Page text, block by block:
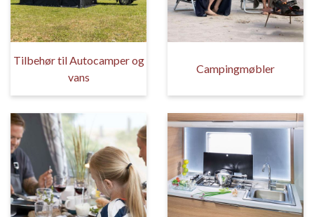
Tilbehør til Autocamper og
vans
Campingmøbler